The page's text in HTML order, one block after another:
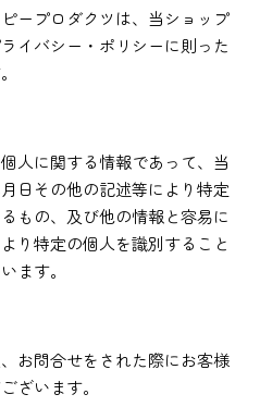
ープロダクツは、当ショップ
イバシー・ポリシーに則った
人に関する情報であって、当
日その他の記述等により特定
もの、及び他の情報と容易に
り特定の個人を識別すること
ます。
お問合せをされた際にお客様
ざいます。